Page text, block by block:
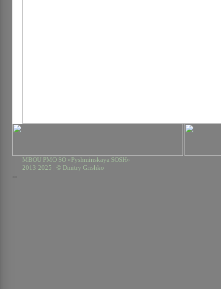
MBOU PMO SO «Pyshminskaya SOSH»
2013-2025 | © Dmitry Grishko
--